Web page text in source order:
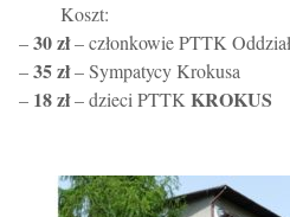
Koszt:
–30 zł– członkowie PTTK
–35 zł– Sympatycy Krokusa
– 18 zł– dzieci PTTK KROKUS